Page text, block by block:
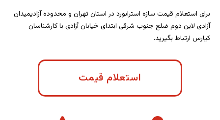
برای استعلام قیمت سازه استرابورد در استان تهران و محدوده آزادیمیدان
آزادی لاین دوم ضلع جنوب شرقی ابتدای خیابان آزادی با کارشناسان
کیارس ارتباط بگیرید.
استعلام قیمت